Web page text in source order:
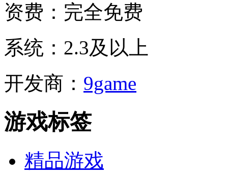
资费： 完全免费
系统： 2.3及以上
开发商： 9game
游戏标签
精品游戏